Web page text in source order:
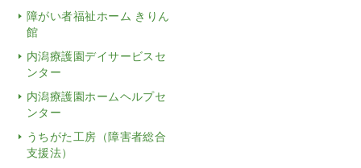
障がい者福祉ホーム きりん
館
内潟療護園デイサービスセ
ンター
内潟療護園ホームヘルプセ
ンター
うちがた工房（障害者総合
支援法）